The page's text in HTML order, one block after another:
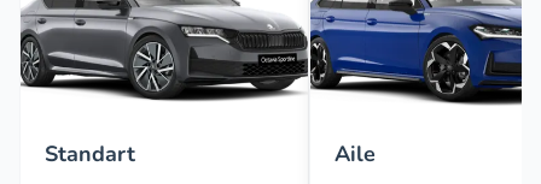
Standart Aile